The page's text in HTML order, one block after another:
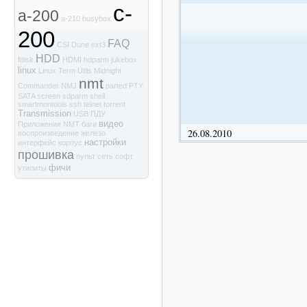
26.08.2010
a-200 a-210 busybox c-
200 CSI Dune ext3 FAQ
fdisk HDD HDMI hdparm jukebox
linux Linux Term Utils Midnight
Commander NMJ nmt parted PTY
SATA screen sdparm shell
smartmontools ssh telnet torrent
Transmission USB ПДУ
Приложения NMT баги видео
воспроизведение железо
интерфейс корпус настройки
прошивка пульт сеть софт
утилиты фичи